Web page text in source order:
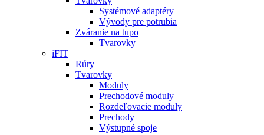
Systémové adaptéry
Vývody pre potrubia
Zváranie na tupo
Tvarovky
iFIT
Rúry
Tvarovky
Moduly
Prechodové moduly
Rozdeľovacie moduly
Prechody
Výstupné spoje